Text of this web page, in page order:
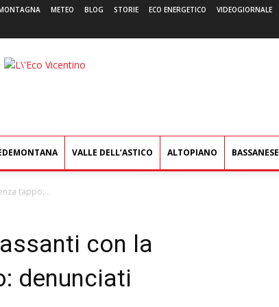
METEO BLOG STORIE ECO ENERGETICO VIDEOGIORNALE
L'Eco
VALLE DELL’ASTICO ALTOPIANO BASSANESE
tappo:...
con la
denunciati